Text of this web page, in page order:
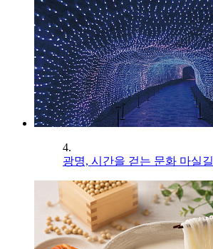
4.
광명, 시간을 걷는 문화 마실길